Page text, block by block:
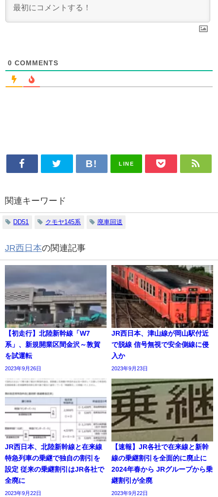
0 COMMENTS
LINE
関連キーワード
DD51 クモヤ145系 廃車回送
JR西日本の関連記事
【初走行】北陸新幹線「W7
系」、新規開業区間金沢～敦賀
を試運転
2023年9月26日
JR西日本、津山線が岡山駅付近
で脱線 信号無視で安全側線に侵
入か
2023年9月23日
JR西日本、北陸新幹線と在来線
特急列車の乗継で独自の割引を
設定 従来の乗継割引はJR各社で
全廃に
2023年9月22日
【速報】JR各社で在来線と新幹
線の乗継割引を全面的に廃止に
2024年春から JRグループから乗
継割引が全廃
2023年9月22日